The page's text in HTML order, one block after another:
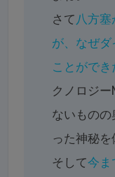
さて 八方
が、なぜ
ことができ
クノロジー
ないもの
った神秘を
そして今ま